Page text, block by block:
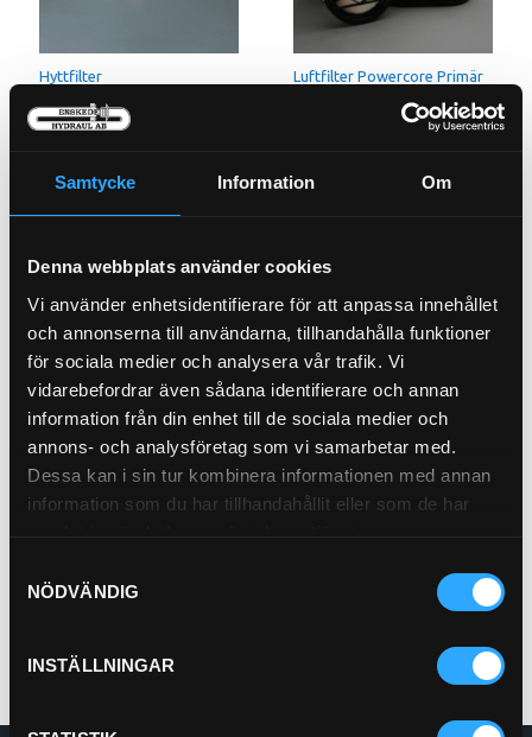
Samtycke Information Om
Denna webbplats använder cookies
Vi använder enhetsidentifierare för att anpassa innehållet
och annonserna till användarna, tillhandahålla funktioner
för sociala medier och analysera vår trafik. Vi
vidarebefordrar även sådana identifierare och annan
information från din enhet till de sociala medier och
annons- och analysföretag som vi samarbetar med.
Dessa kan i sin tur kombinera informationen med annan
information som du har tillhandahållit eller som de har
NÖDVÄNDIG
INSTÄLLNINGAR
Hyttfilter
Luftfilter Powercore Primär
Bränslefilter Vattensep.